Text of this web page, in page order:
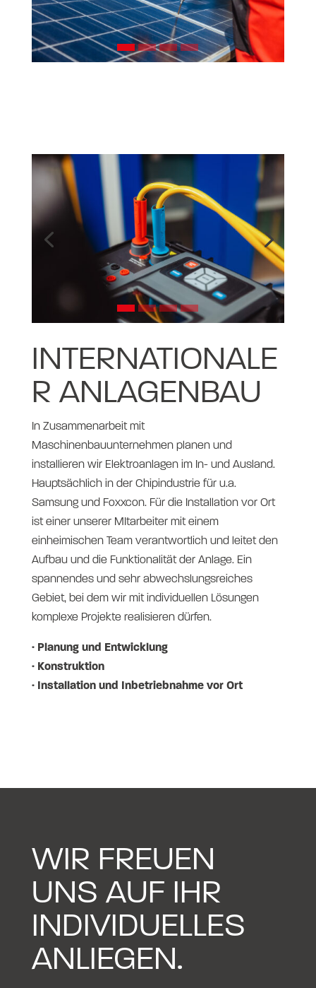
INTERNATIONALE
R ANLAGENBAU
In Zusammenarbeit mit
Maschinenbauunternehmen planen und
installieren wir Elektroanlagen im In- und Ausland.
Hauptsächlich in der Chipindustrie für u.a.
Samsung und Foxxcon. Für die Installation vor Ort
ist einer unserer MItarbeiter mit einem
einheimischen Team verantwortlich und leitet den
Aufbau und die Funktionalität der Anlage. Ein
spannendes und sehr abwechslungsreiches
Gebiet, bei dem wir mit individuellen Lösungen
komplexe Projekte realisieren dürfen.
· Planung und Entwicklung
· Konstruktion
· Installation und Inbetriebnahme vor Ort
WIR FREUEN
UNS AUF IHR
INDIVIDUELLES
ANLIEGEN.